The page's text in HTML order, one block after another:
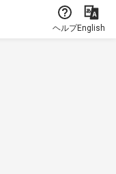
ヘルプEnglish